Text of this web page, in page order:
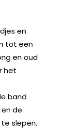
en
tot een
en oud
het
band
de
slepen.